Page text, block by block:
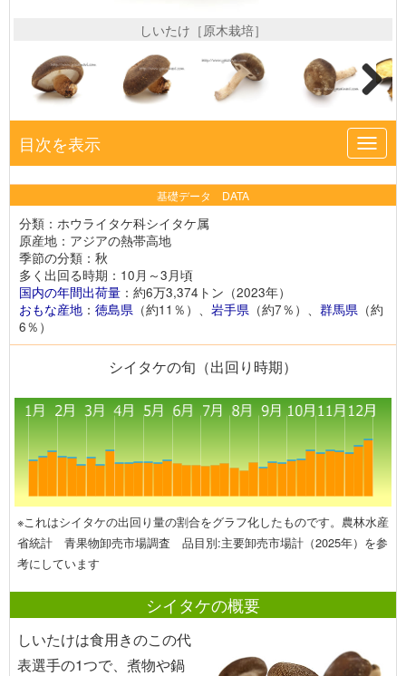
しいたけ［原木栽培］
目次を表示
基礎データ DATA
分類：ホウライタケ科シイタケ属
原産地：アジアの熱帯高地
季節の分類：秋
多く出回る時期：10月～3月頃
国内の年間出荷量 ：約6万3,374トン（2023年）
おもな産地 ： 徳島県 （約11％）、 岩手県 （約7％）、 群馬県 （約
6％）
シイタケの旬（出回り時期）
※これはシイタケの出回り量の割合をグラフ化したものです。農林水産
省統計 青果物卸売市場調査 品目別:主要卸売市場計（2025年）を参
考にしています
シイタケの概要
しいたけは食用きのこの代
表選手の1つで、煮物や鍋